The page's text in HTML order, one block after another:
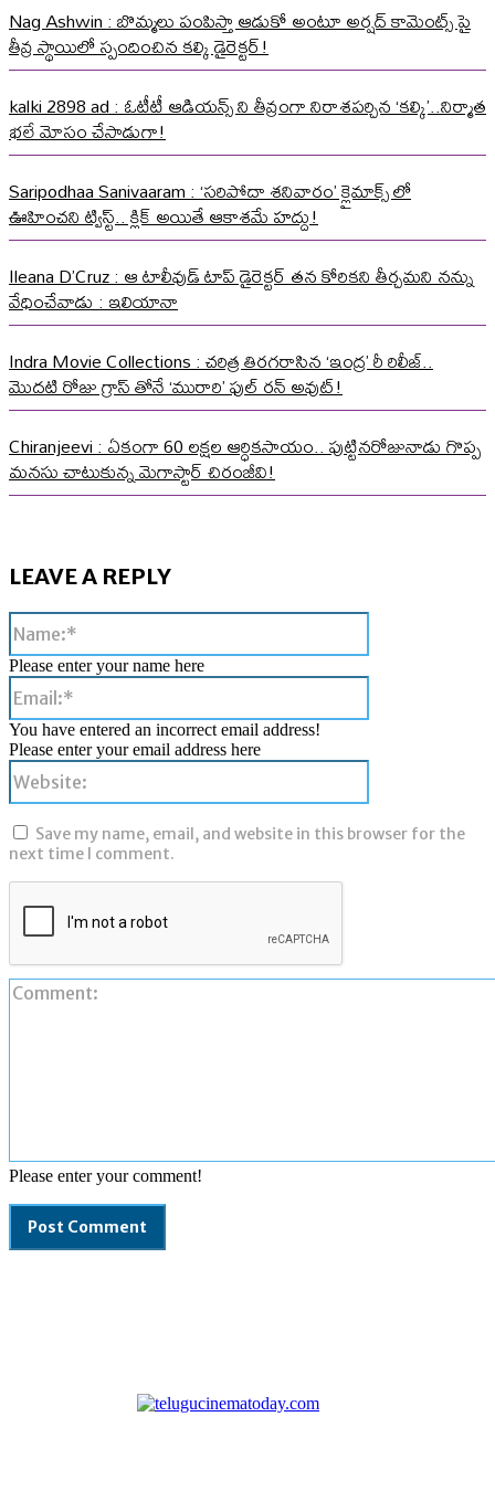
Nag Ashwin : బొమ్మలు పంపిస్తా ఆడుకో అంటూ అర్షద్ కామెంట్స్ పై
తీవ్ర స్థాయిలో స్పందించిన కల్కి డైరెక్టర్!
kalki 2898 ad : ఓటీటీ ఆడియన్స్ ని తీవ్రంగా నిరాశపర్చిన ‘కల్కి’..నిర్మాత
భలే మోసం చేసాడుగా!
Saripodhaa Sanivaaram : ‘సరిపోదా శనివారం’ క్లైమాక్స్ లో
ఊహించని ట్విస్ట్.. క్లిక్ అయితే ఆకాశమే హద్దు!
Ileana D’Cruz : ఆ టాలీవుడ్ టాప్ డైరెక్టర్ తన కోరికని తీర్చమని నన్ను
వేధించేవాడు : ఇలియానా
Indra Movie Collections : చరిత్ర తిరగరాసిన ‘ఇంద్ర’ రీ రిలీజ్..
మొదటి రోజు గ్రాస్ తోనే ‘మురారి’ ఫుల్ రన్ అవుట్!
Chiranjeevi : ఏకంగా 60 లక్షల ఆర్ధికసాయం.. పుట్టినరోజునాడు గొప్ప
మనసు చాటుకున్న మెగాస్టార్ చిరంజీవి!
LEAVE A REPLY
Please enter your comment!
Please enter your name here
You have entered an incorrect email address!
Please enter your email address here
Save my name, email, and website in this browser for the
next time I comment.